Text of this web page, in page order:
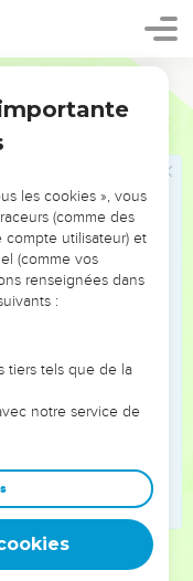
soir ; et elle battit
un épha
sa belle-mère vit ce
avait gardé de
le lui donna.
aujourd'hui, et
reconnue ! Et elle
travaillé, et lui dit :
s'appelle Booz.
béni de l'Éternel,
est notre
de rachat.
dit aussi : Reste avec
toute ma
fille, il est bon que
te rencontre pas
les cookies », vous
(comme des
utilisateur) et
(comme vos
renseignées dans
:
tiers tels que de la
notre service de